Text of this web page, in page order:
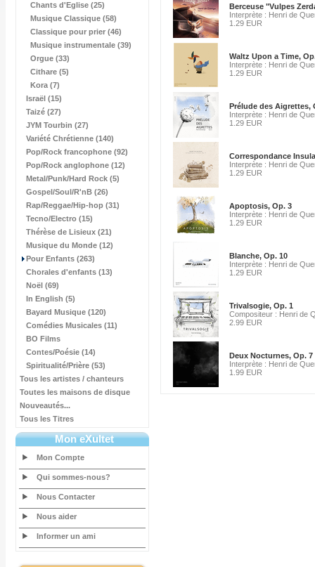
Chants d'Eglise (25)
Musique Classique (58)
Classique pour prier (46)
Musique instrumentale (39)
Orgue (33)
Cithare (5)
Kora (7)
Israël (15)
Taizé (27)
JYM Tourbin (27)
Variété Chrétienne (140)
Pop/Rock francophone (92)
Pop/Rock anglophone (12)
Metal/Punk/Hard Rock (5)
Gospel/Soul/R'nB (26)
Rap/Reggae/Hip-hop (31)
Tecno/Electro (15)
Thérèse de Lisieux (21)
Musique du Monde (12)
Pour Enfants (263)
Chorales d'enfants (13)
Noël (69)
In English (5)
Bayard Musique (120)
Comédies Musicales (11)
BO Films
Contes/Poésie (14)
Spiritualité/Prière (53)
Tous les artistes / chanteurs
Toutes les maisons de disque
Nouveautés...
Tous les Titres
Mon eXultet
Mon Compte
Qui sommes-nous?
Nous Contacter
Nous aider
Informer un ami
Berceuse "Vulpes
Interprète : Henri de
1.29 EUR
Waltz Upon a Time,
Interprète : Henri de
1.29 EUR
Prélude des Aigrettes,
Interprète : Henri de
1.29 EUR
Correspondance
Interprète : Henri de
1.29 EUR
Apoptosis, Op. 3
Interprète : Henri de
1.29 EUR
Blanche, Op. 10
Interprète : Henri de
1.29 EUR
Trivalsogie, Op. 1
Compositeur : Henri de
2.99 EUR
Deux Nocturnes, Op. 7
Interprète : Henri de
1.99 EUR